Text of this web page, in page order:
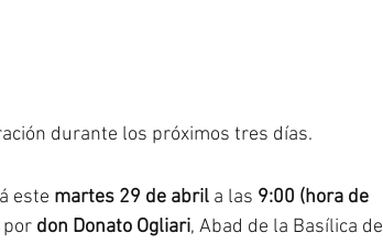
durante los próximos tres días.
este martes 29 de abril a las 9:00 (hora de
por don Donato Ogliari, Abad de la Basílica de